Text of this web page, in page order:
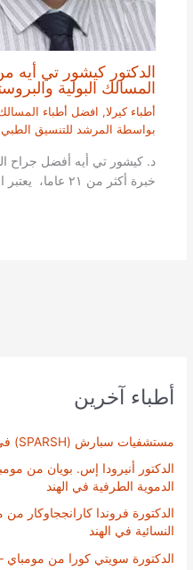
أطباء آخرين
مستشفيات سبارش (SPARSH) في مدينة بنجالور
الدكتور أنيرودا إس. بويان من
الدموية الطرفية في الهند
الدكتورة فروندا كارانججاوكار
النسائية في الهند
الدكتورة سويتي كورا من مومباي
الدكتور كيشور تي
المسالك البولية
أطباء كيرلا, افضل أطباء المسالك
بواسطة المرشد للتنسيق الطبي
د. كيشور تي أيه أفضل جراح
خبرة أكثر من ٢١ عاما، يعتبر الدكتور كيشور من […]